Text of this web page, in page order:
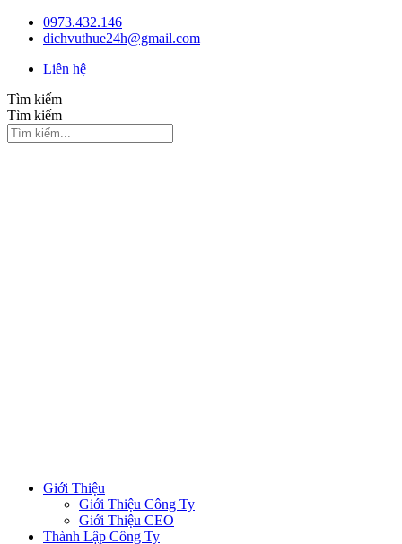
Chuyển
dung
0973.432.146
dichvuthue24h@gmail.com
Liên hệ
Tìm kiếm
Tìm kiếm
Giới Thiệu
Giới Thiệu Công Ty
Giới Thiệu CEO
Thành Lập Công Ty